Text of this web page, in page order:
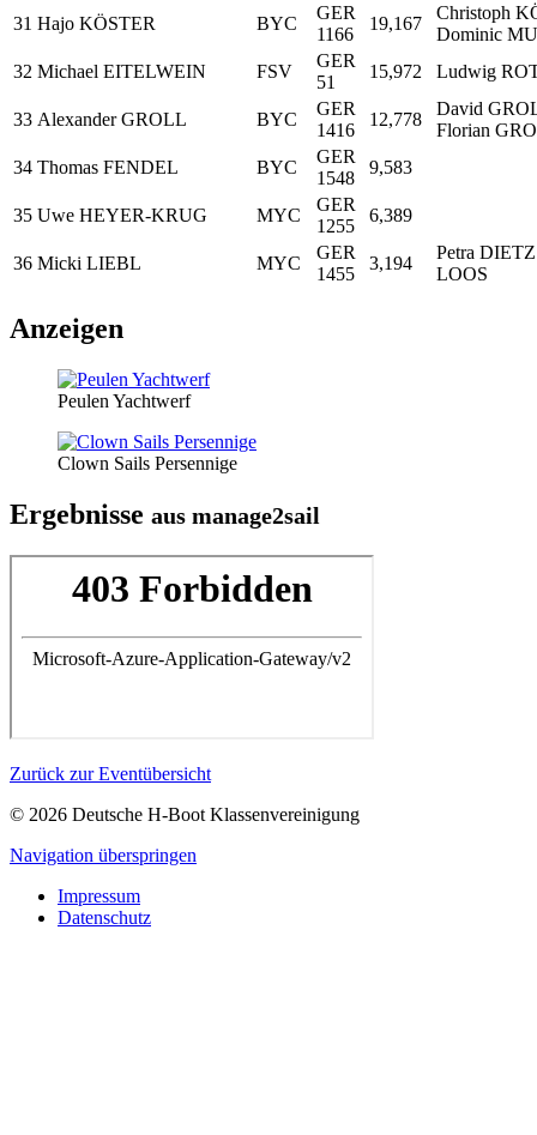
31 Hajo KÖSTER BYC
GER
1166
19,167
Christoph
Dominic
32 Michael EITELWEIN FSV
GER
51
15,972 Ludwig
33 Alexander GROLL BYC
GER
1416
12,778
David
Florian
34 Thomas FENDEL BYC
GER
1548
9,583
35 Uwe HEYER-KRUG MYC
GER
1255
6,389
36 Micki LIEBL MYC
GER
1455
3,194
Petra
LOOS
Anzeigen
Peulen Yachtwerf
Clown Sails Persennige
Ergebnisse aus manage2sail
Zurück zur Eventübersicht
© 2026 Deutsche H-Boot Klassenvereinigung
Navigation überspringen
Impressum
Datenschutz